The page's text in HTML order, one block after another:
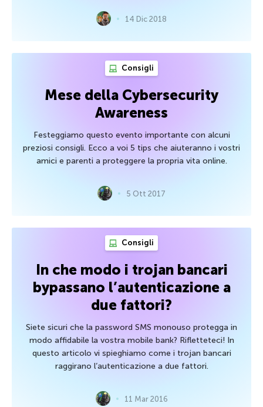
14 Dic 2018
Consigli
Mese della Cybersecurity
Awareness
Festeggiamo questo evento importante con alcuni
preziosi consigli. Ecco a voi 5 tips che aiuteranno i vostri
amici e parenti a proteggere la propria vita online.
5 Ott 2017
Consigli
In che modo i trojan bancari
bypassano l’autenticazione a
due fattori?
Siete sicuri che la password SMS monouso protegga in
modo affidabile la vostra mobile bank? Rifletteteci! In
questo articolo vi spieghiamo come i trojan bancari
raggirano l’autenticazione a due fattori.
11 Mar 2016